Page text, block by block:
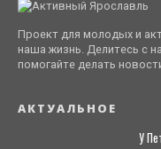
Проект для молодых и
наша жизнь. Делитесь с
помогайте делать
АКТУАЛЬНОЕ
У